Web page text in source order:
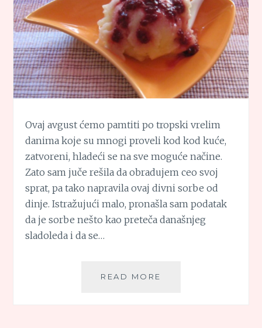
Ovaj avgust ćemo pamtiti po tropski vrelim
danima koje su mnogi proveli kod kod kuće,
zatvoreni, hladeći se na sve moguće načine.
Zato sam juče rešila da obradujem ceo svoj
sprat, pa tako napravila ovaj divni sorbe od
dinje. Istražujući malo, pronašla sam podatak
da je sorbe nešto kao preteča današnjeg
sladoleda i da se…
READ MORE